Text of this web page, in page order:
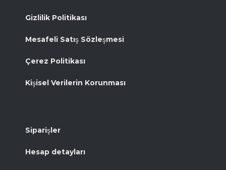
Gizlilik Politikası
Mesafeli Satış Sözleşmesi
Çerez Politikası
Kişisel Verilerin Korunması
Siparişler
Hesap detayları